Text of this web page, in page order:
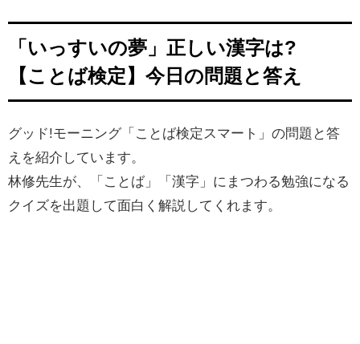
「いっすいの夢」正しい漢字は?
【ことば検定】今日の問題と答え
グッド!モーニング「ことば検定スマート」の問題と答
えを紹介しています。
林修先生が、「ことば」「漢字」にまつわる勉強になる
クイズを出題して面白く解説してくれます。